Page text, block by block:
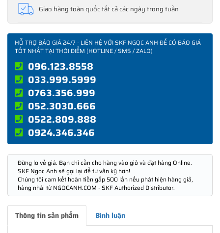
Giao hàng toàn quốc tất cả các ngày trong tuần
HỖ TRỢ BÁO GIÁ 24/7 - LIÊN HỆ VỚI SKF NGỌC ANH ĐỂ CÓ BÁO GIÁ
TỐT NHẤT TẠI THỜI ĐIỂM (HOTLINE / SMS / ZALO)
096.123.8558
033.999.5999
0763.356.999
052.3030.666
0522.809.888
0924.346.346
Đừng lo về giá. Bạn chỉ cần cho hàng vào giỏ và đặt hàng Online.
SKF Ngọc Anh sẽ gọi lại để tư vấn kỹ hơn!
Chúng tôi cam kết hoàn tiền gấp 500 lần nếu phát hiện hàng giả,
hàng nhái từ NGOCANH.COM - SKF Authorized Distributor.
Thông tin sản phẩm Bình luận